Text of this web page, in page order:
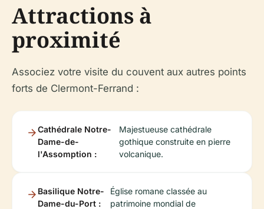
Attractions à
proximité
Associez votre visite du couvent aux autres points
forts de Clermont-Ferrand :
Cathédrale Notre-
Dame-de-
l'Assomption :
Majestueuse cathédrale
gothique construite en pierre
volcanique.
Basilique Notre-
Dame-du-Port :
Église romane classée au
patrimoine mondial de